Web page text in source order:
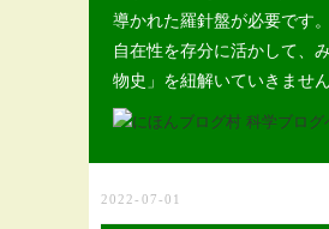
導かれた羅針盤が必要です
自在性を存分に活かして、
物史」を紐解いていきません
2022-07-01